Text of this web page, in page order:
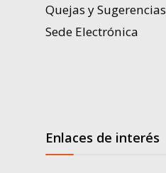
Quejas y Sugerencias
Sede Electrónica
Enlaces de interés